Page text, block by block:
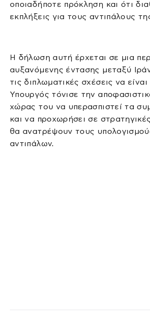
οποιαδήποτε πρόκληση και ότι
εκπλήξεις για τους αντιπάλους
Η δήλωση αυτή έρχεται σε μια
αυξανόμενης έντασης μεταξύ
τις διπλωματικές σχέσεις να
Υπουργός τόνισε την
χώρας του να υπερασπιστεί τα
και να προχωρήσει σε
θα ανατρέψουν τους
αντιπάλων.